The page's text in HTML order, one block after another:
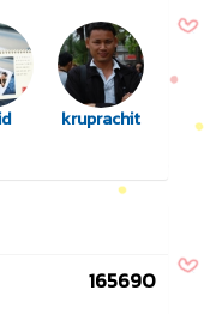
kruprachit
165690